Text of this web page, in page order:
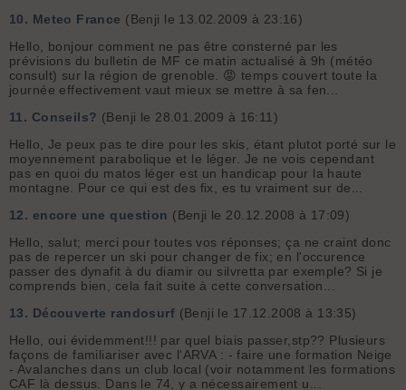
10. Meteo France (Benji le 13.02.2009 à 23:16)
Hello, bonjour comment ne pas être consterné par les
prévisions du bulletin de MF ce matin actualisé à 9h (météo
consult) sur la région de grenoble. 😡 temps couvert toute la
journée effectivement vaut mieux se mettre à sa fen...
11. Conseils? (Benji le 28.01.2009 à 16:11)
Hello, Je peux pas te dire pour les skis, étant plutot porté sur le
moyennement parabolique et le léger. Je ne vois cependant
pas en quoi du matos léger est un handicap pour la haute
montagne. Pour ce qui est des fix, es tu vraiment sur de...
12. encore une question (Benji le 20.12.2008 à 17:09)
Hello, salut; merci pour toutes vos réponses; ça ne craint donc
pas de repercer un ski pour changer de fix; en l'occurence
passer des dynafit à du diamir ou silvretta par exemple? Si je
comprends bien, cela fait suite à cette conversation...
13. Découverte randosurf (Benji le 17.12.2008 à 13:35)
Hello, oui évidemment!!! par quel biais passer,stp?? Plusieurs
façons de familiariser avec l'ARVA : - faire une formation Neige
- Avalanches dans un club local (voir notamment les formations
CAF là dessus. Dans le 74, y a nécessairement u...